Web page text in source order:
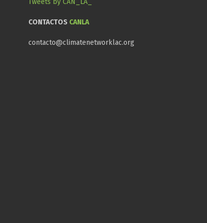
CONTACTOS CANLA
contacto@climatenetworklac.org